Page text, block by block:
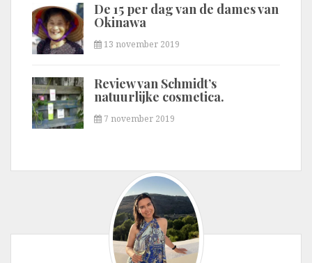
De 15 per dag van de dames van
Okinawa
13 november 2019
Review van Schmidt’s
natuurlijke cosmetica.
7 november 2019